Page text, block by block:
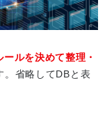
ールを決めて整理・
。省略してDBと表